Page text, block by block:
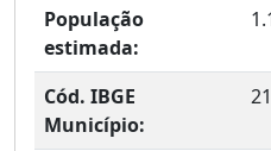
População
estimada:
Cód. IBGE
Município: